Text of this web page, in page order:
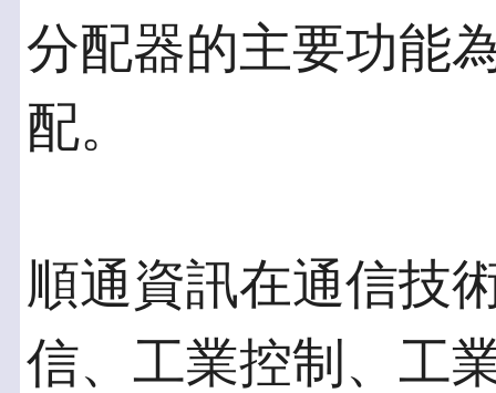
分配器的主要功能
配。
順通資訊在通信技
信、工業控制、工